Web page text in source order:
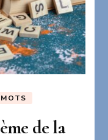
de la